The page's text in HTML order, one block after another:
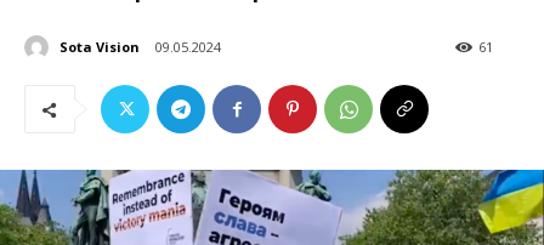
Sota Vision 09.05.2024 61